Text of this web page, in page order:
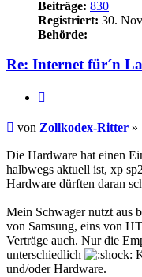
Beiträge: 830
Registriert: 30.
Behörde:
Re: Internet für´n
Beitrag
von Zollkodex-Ritter »
Die Hardware hat einen
halbwegs aktuell ist, xp
Hardware dürften daran
Mein Schwager nutzt aus
von Samsung, eins von
Verträge auch. Nur die
unterschiedlich
und/oder Hardware.